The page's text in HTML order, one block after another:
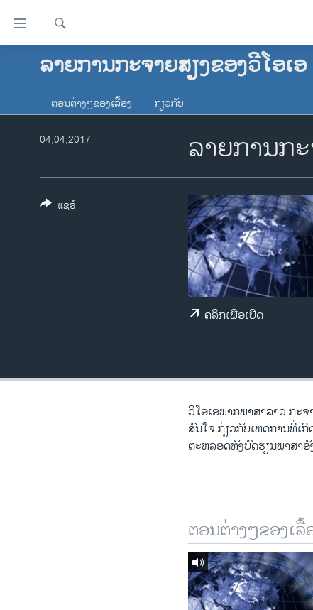
ລິ້ງ
ສຳຫລັບ
ຂ້າມ
ໂຮມເພຈ
ອາເມຣິກາ
ການເລືອກຕັ້ງ ປະທານາທີບໍດີ ສະຫະລັດ
ຂ່າວ​ຈີນ
ພາສາອັງກິດ
ລາຍການກະຈາຍສຽງຂອງວີໂອເ
ຕອນຕ່າງໆຂອງເລື້ອງ ກ່ຽວກັບ
ລາຍການກ
04,04,2017
ຄລິກເພື່ອເປີດ
ແຊຣ໌
ວີ​ໂອ​ເອພາກ​ພາສາ​ລາວ​ ກະ
ສົນ​ໃຈ ກ່ຽວກັບ​​ເຫດການ​​ທີ່​ເ
ຕະຫລອດ​ທັງ​ບົດຮຽນ​ພາສາ​
ຕອນຕ່າງໆຂອງເລື້